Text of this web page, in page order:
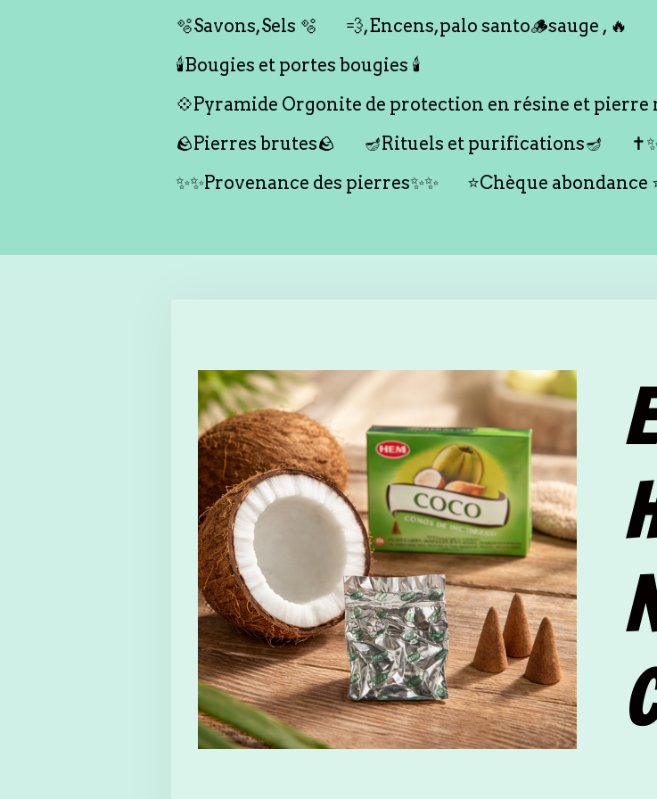
🫧Savons,Sels 🫧 💨,Encens,palo santo🪵sauge , 🔥
🕯️Bougies et portes bougies 🕯️
💠Pyramide Orgonite de protection en résine et pierre
🪨Pierres brutes🪨
🪔Rituels et purifications🪔
✨✨Provenance des pierres✨✨
⭐️Chèque abondance